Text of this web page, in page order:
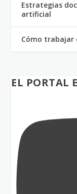
Estrategias
artificial
Cómo trabajar
EL PORTAL